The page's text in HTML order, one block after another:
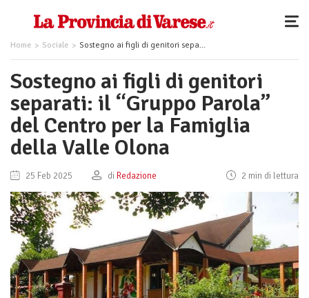
Home Sociale Sostegno ai figli di genitori separati: il “Gruppo Parola” del Centro per la Famiglia della Valle Olona
Sostegno ai figli di genitori
separati: il “Gruppo Parola”
del Centro per la Famiglia
della Valle Olona
25 Feb 2025 di Redazione 2 min di lettura